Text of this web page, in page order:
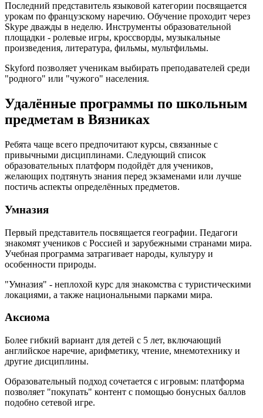
Последний представитель языковой категории посвящается
урокам по французскому наречию. Обучение проходит через
Skype дважды в неделю. Инструменты образовательной
площадки - ролевые игры, кроссворды, музыкальные
произведения, литература, фильмы, мультфильмы.
Skyford позволяет ученикам выбирать преподавателей среди
"родного" или "чужого" населения.
Удалённые программы по школьным
предметам в Вязниках
Ребята чаще всего предпочитают курсы, связанные с
привычными дисциплинами. Следующий список
образовательных платформ подойдёт для учеников,
желающих подтянуть знания перед экзаменами или лучше
постичь аспекты определённых предметов.
Умназия
Первый представитель посвящается географии. Педагоги
знакомят учеников с Россией и зарубежными странами мира.
Учебная программа затрагивает народы, культуру и
особенности природы.
"Умназия" - неплохой курс для знакомства с туристическими
локациями, а также национальными парками мира.
Аксиома
Более гибкий вариант для детей с 5 лет, включающий
английское наречие, арифметику, чтение, мнемотехнику и
другие дисциплины.
Образовательный подход сочетается с игровым: платформа
позволяет "покупать" контент с помощью бонусных баллов
подобно сетевой игре.